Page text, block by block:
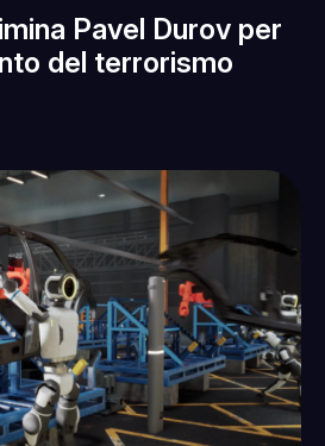
Pavel Durov per
del terrorismo